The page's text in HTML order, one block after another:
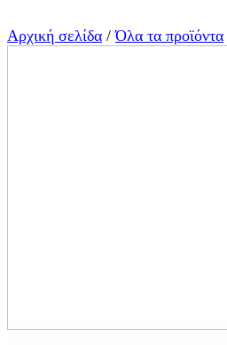
Αρχική σελίδα /Όλα τα προϊόντα